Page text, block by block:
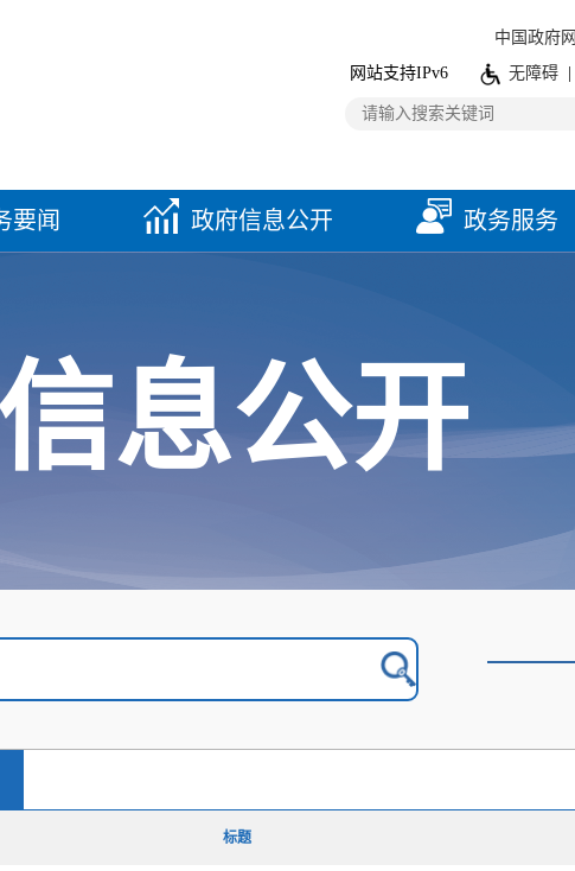
中国政府网
网站支持IPv6
无障碍
要闻 政府信息公开 政务服务
息公开
标题